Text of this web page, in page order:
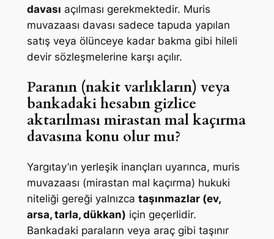
davası açılması gerekmektedir. Muris
muvazaası davası sadece tapuda yapılan
satış veya ölünceye kadar bakma gibi hileli
devir sözleşmelerine karşı açılır.
Paranın (nakit varlıkların) veya
bankadaki hesabın gizlice
aktarılması mirastan mal kaçırma
davasına konu olur mu?
Yargıtay’ın yerleşik inançları uyarınca, muris
muvazaası (mirastan mal kaçırma) hukuki
niteliği gereği yalnızca taşınmazlar (ev,
arsa, tarla, dükkan) için geçerlidir.
Bankadaki paraların veya araç gibi taşınır